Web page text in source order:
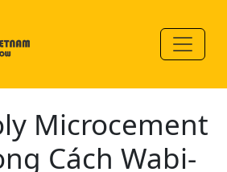
Microcement
Cách Wabi-